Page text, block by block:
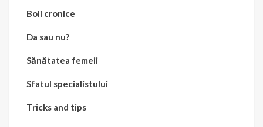
Boli cronice
Da sau nu?
Sănătatea femeii
Sfatul specialistului
Tricks and tips